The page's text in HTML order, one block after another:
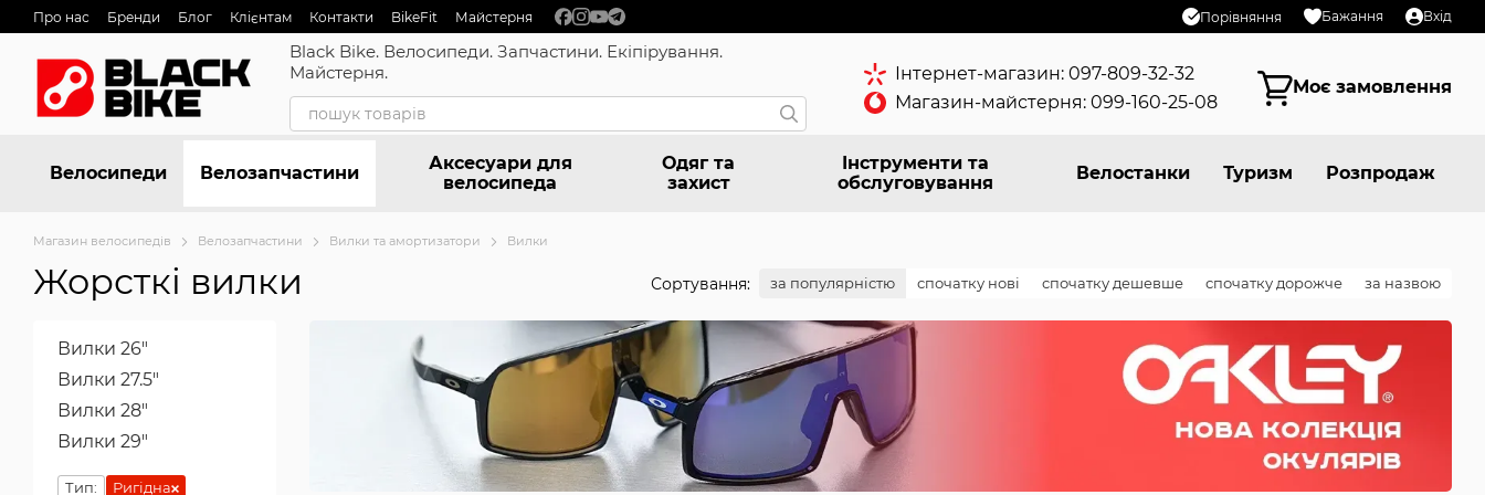
Перейти до основного контенту
Про нас Бренди Блог Клієнтам Контакти BikeFit Майстерня Порівняння Бажання Вхід
Black Bike. Велосипеди. Запчастини. Екіпірування.
Майстерня.
Інтернет-магазин: 097-809-32-32
Магазин-майстерня: 099-160-25-08
Моє замовлення
Велосипеди Велозапчастини
Аксесуари для
велосипеда
Одяг та
захист
Інструменти та
обслуговування
Велостанки Туризм Розпродаж
Магазин велосипедів Велозапчастини Вилки та амортизатори Вилки
Жорсткі вилки Сортування: за популярністю спочатку нові спочатку дешевше спочатку дорожче за назвою
Вилки 26"
Вилки 27.5"
Вилки 28"
Вилки 29"
Тип: Ригідна